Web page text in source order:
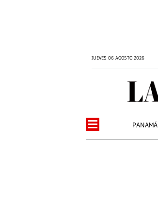
JUEVES 06 AGOSTO 2026
PANAMÁ